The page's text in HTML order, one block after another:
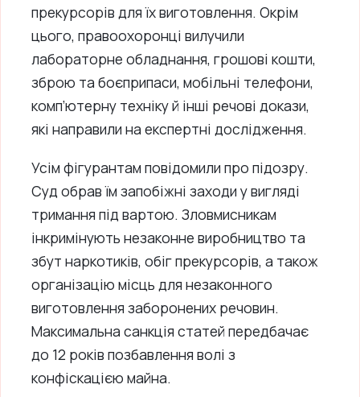
прекурсорів для їх виготовлення. Окрім
цього, правоохоронці вилучили
лабораторне обладнання, грошові кошти,
зброю та боєприпаси, мобільні телефони,
комп’ютерну техніку й інші речові докази,
які направили на експертні дослідження.
Усім фігурантам повідомили про підозру.
Суд обрав їм запобіжні заходи у вигляді
тримання під вартою. Зловмисникам
інкримінують незаконне виробництво та
збут наркотиків, обіг прекурсорів, а також
організацію місць для незаконного
виготовлення заборонених речовин.
Максимальна санкція статей передбачає
до 12 років позбавлення волі з
конфіскацією майна.